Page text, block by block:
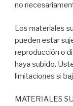
no
Los materiales
pueden estar
reproducción o
haya subido.
limitaciones si
MATERIALES